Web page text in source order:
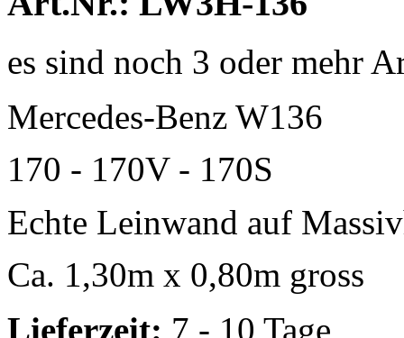
es sind noch 3 oder mehr
Mercedes-Benz W136
170 - 170V - 170S
Echte Leinwand auf
Ca. 1,30m x 0,80m gross
Lieferzeit: 7 - 10 Tage